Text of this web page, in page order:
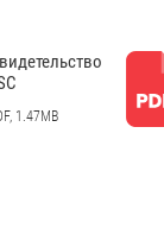
1.47MB